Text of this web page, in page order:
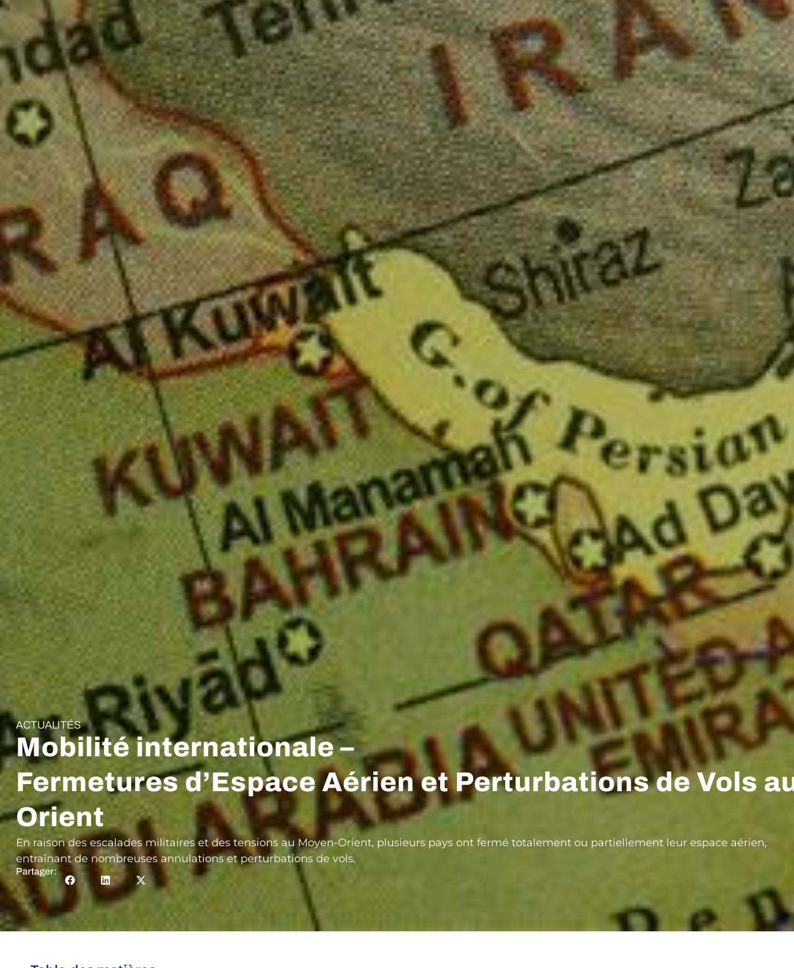
ACTUALITÉS
Mobilité internationale –
Fermetures d’Espace Aérien et Perturbations de Vols
Orient
En raison des escalades militaires et des tensions au Moyen-Orient, plusieurs pays ont fermé totalement ou partiellement leur espace aérien,
entraînant de nombreuses annulations et perturbations de vols.
Partager: